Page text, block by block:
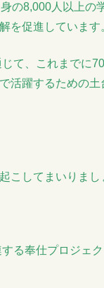
の8,000人以上の
を促進しています
て、これまでに
活躍するための
こしてまいりまし
る奉仕プロジェ